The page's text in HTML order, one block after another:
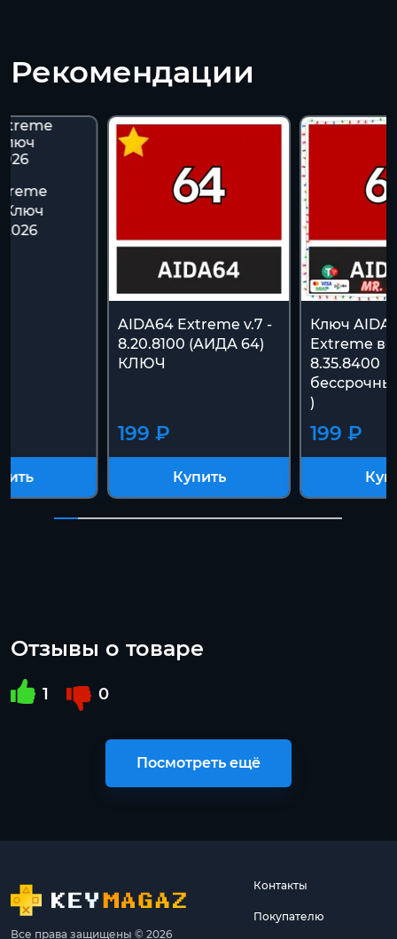
Рекомендации
Ключ
AIDA64 Extreme v.7 -
8.20.8100 (АИДА 64)
КЛЮЧ
199 ₽
Купить
Ключ
Extreme
8.35.8400
)
199 ₽
Отзывы о товаре
1 0
Посмотреть ещё
Все права защищены © 2026
Контакты
Покупателю